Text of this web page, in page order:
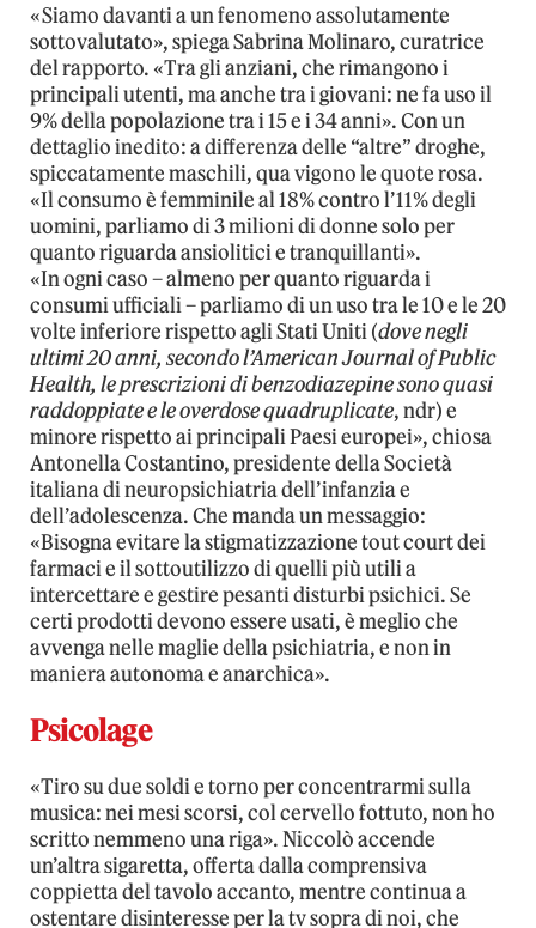
«Siamo davanti a un fenomeno assolutamente
sottovalutato», spiega Sabrina Molinaro, curatrice
del rapporto. «Tra gli anziani, che rimangono i
principali utenti, ma anche tra i giovani: ne fa uso il
9% della popolazione tra i 15 e i 34 anni». Con un
dettaglio inedito: a differenza delle “altre” droghe,
spiccatamente maschili, qua vigono le quote rosa.
«Il consumo è femminile al 18% contro l’11% degli
uomini, parliamo di 3 milioni di donne solo per
quanto riguarda ansiolitici e tranquillanti».
«In ogni caso – almeno per quanto riguarda i
consumi ufficiali – parliamo di un uso tra le 10 e le 20
volte inferiore rispetto agli Stati Uniti (dove negli
ultimi 20 anni, secondo l’American Journal of Public
Health, le prescrizioni di benzodiazepine sono quasi
raddoppiate e le overdose quadruplicate, ndr) e
minore rispetto ai principali Paesi europei», chiosa
Antonella Costantino, presidente della Società
italiana di neuropsichiatria dell’infanzia e
dell’adolescenza. Che manda un messaggio:
«Bisogna evitare la stigmatizzazione tout court dei
farmaci e il sottoutilizzo di quelli più utili a
intercettare e gestire pesanti disturbi psichici. Se
certi prodotti devono essere usati, è meglio che
avvenga nelle maglie della psichiatria, e non in
maniera autonoma e anarchica».
Psicolage
«Tiro su due soldi e torno per concentrarmi sulla
musica: nei mesi scorsi, col cervello fottuto, non ho
scritto nemmeno una riga». Niccolò accende
un’altra sigaretta, offerta dalla comprensiva
coppietta del tavolo accanto, mentre continua a
ostentare disinteresse per la tv sopra di noi, che